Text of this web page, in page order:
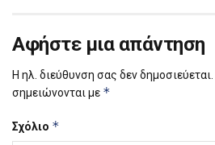
Αφήστε μια απάντηση
Η ηλ. διεύθυνση σας δεν δημοσιεύεται.
σημειώνονται με *
Σχόλιο *